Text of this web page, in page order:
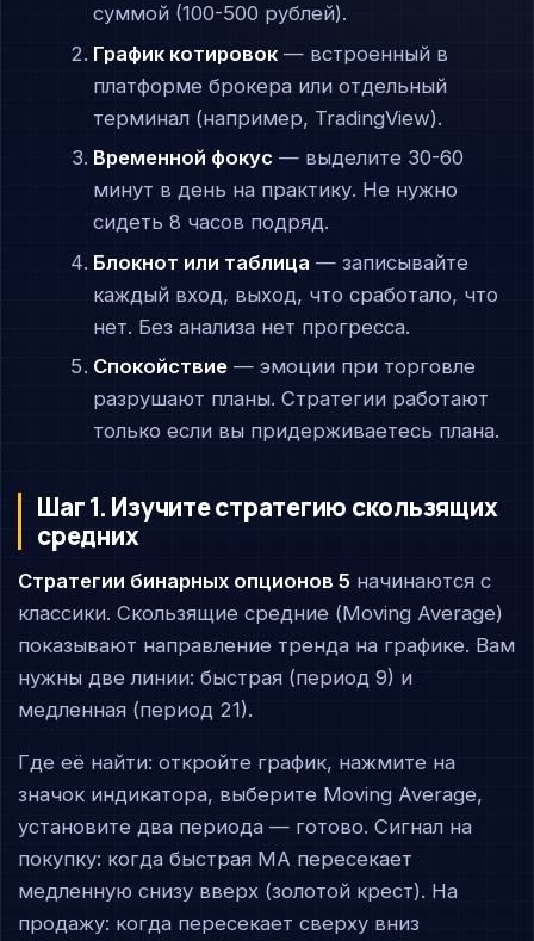
суммой (100-500 рублей).
График котировок— встроенный в
платформе брокера или отдельный
терминал (например, TradingView).
Временной фокус — выделите 30-60
минут в день на практику. Не нужно
сидеть 8 часов подряд.
Блокнот или таблица — записывайте
каждый вход, выход, что сработало, что
нет. Без анализа нет прогресса.
Спокойствие— эмоции при торговле
разрушают планы. Стратегии работают
только если вы придерживаетесь плана.
Шаг 1. Изучите стратегию скользящих
средних
Стратегии бинарных опционов 5 начинаются с
классики. Скользящие средние (Moving Average)
показывают направление тренда на графике. Вам
нужны две линии: быстрая (период 9) и
медленная (период 21).
Где её найти: откройте график, нажмите на
значок индикатора, выберите Moving Average,
установите два периода — готово. Сигнал на
покупку: когда быстрая MA пересекает
медленную снизу вверх (золотой крест). На
продажу: когда пересекает сверху вниз